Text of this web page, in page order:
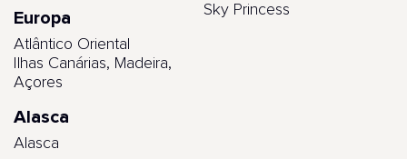
Europa
Atlântico Oriental
Ilhas Canárias, Madeira,
Açores
Alasca
Alasca
Sky Princess